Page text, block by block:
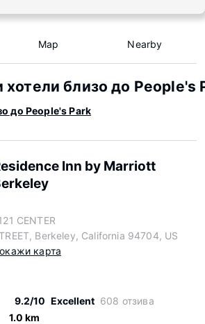
Map Nearby
близо до People's
до People's Park
Inn by Marriott
CENTER
Berkeley, California 94704, US
карта
9.2/10 Excellent 608 отзива
1.0 km